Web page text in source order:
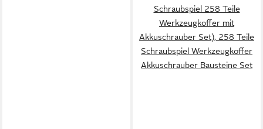
Schraubspiel 258 Teile
Werkzeugkoffer mit
Akkuschrauber Set), 258 Teile
Schraubspiel Werkzeugkoffer
Akkuschrauber Bausteine Set